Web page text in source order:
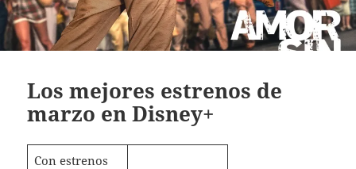
Los mejores estrenos de
marzo en Disney+
Con estrenos